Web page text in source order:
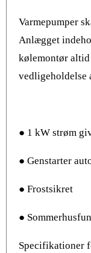
Varmepumper
Anlægget
kølemontør
vedligeholdelse
● 1 kW strøm
● Genstarter
● Frostsikret
●
Specifikationer